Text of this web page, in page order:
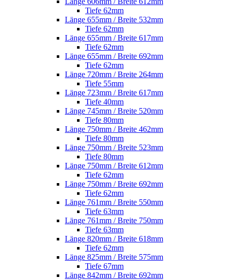
Tiefe 62mm
Länge 655mm / Breite 532mm
Tiefe 62mm
Länge 655mm / Breite 617mm
Tiefe 62mm
Länge 655mm / Breite 692mm
Tiefe 62mm
Länge 720mm / Breite 264mm
Tiefe 55mm
Länge 723mm / Breite 617mm
Tiefe 40mm
Länge 745mm / Breite 520mm
Tiefe 80mm
Länge 750mm / Breite 462mm
Tiefe 80mm
Länge 750mm / Breite 523mm
Tiefe 80mm
Länge 750mm / Breite 612mm
Tiefe 62mm
Länge 750mm / Breite 692mm
Tiefe 62mm
Länge 761mm / Breite 550mm
Tiefe 63mm
Länge 761mm / Breite 750mm
Tiefe 63mm
Länge 820mm / Breite 618mm
Tiefe 62mm
Länge 825mm / Breite 575mm
Tiefe 67mm
Länge 842mm / Breite 692mm